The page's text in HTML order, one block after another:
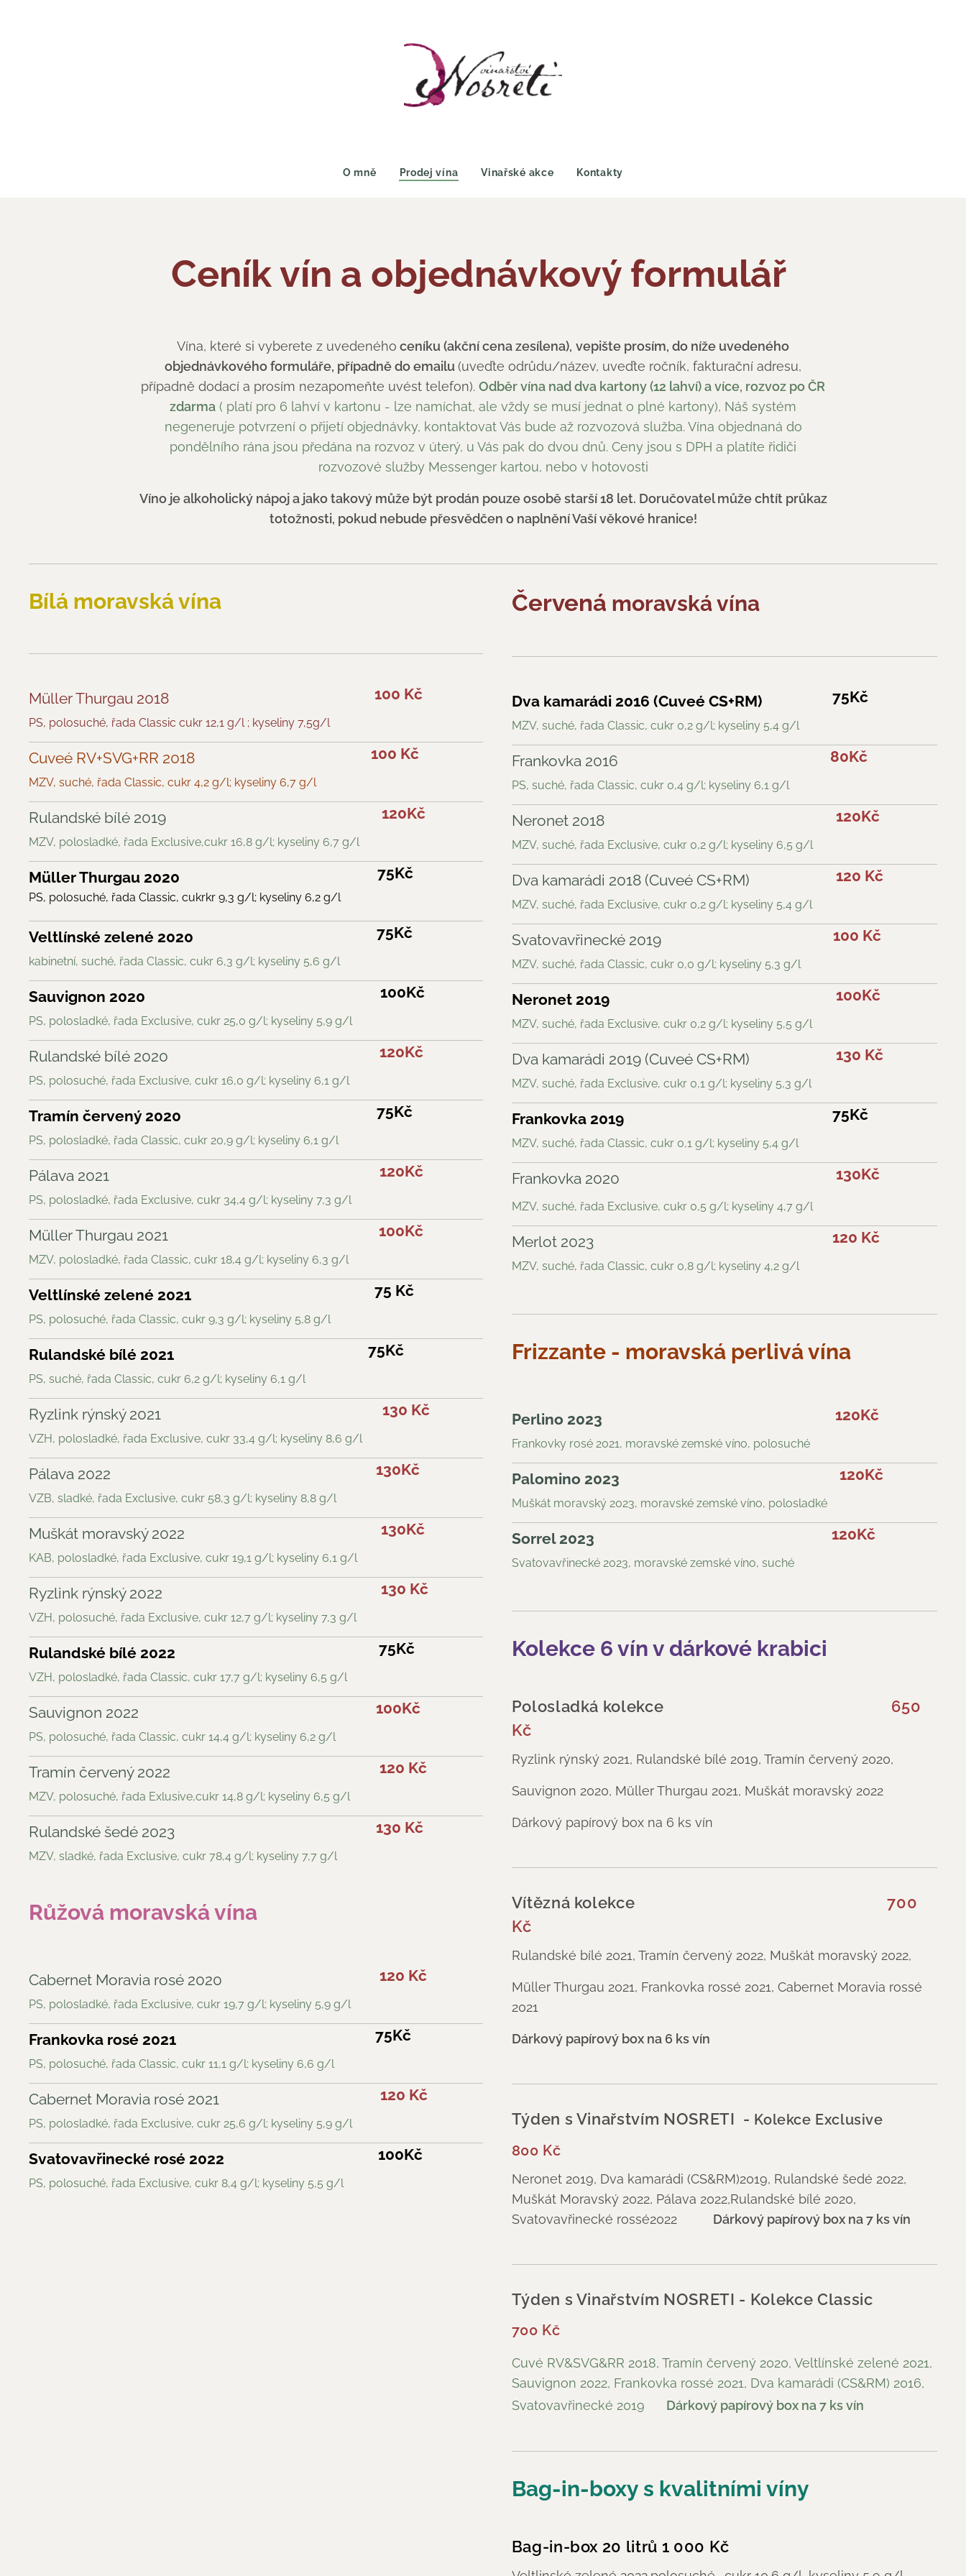
O mně Prodej vína Vinařské akce Kontakty
Ceník vín a objednávkový formulář
Vína, které si vyberete z uvedeného ceníku (akční cena zesílena), vepište prosím, do níže uvedeného
objednávkového formuláře, případně do emailu (uveďte odrůdu/název, uveďte ročník, fakturační adresu,
případně dodací a prosím nezapomeňte uvést telefon). Odběr vína nad dva kartony (12 lahví) a více, rozvoz po ČR
zdarma ( platí pro 6 lahví v kartonu - lze namíchat, ale vždy se musí jednat o plné kartony), Náš systém
negeneruje potvrzení o přijetí objednávky, kontaktovat Vás bude až rozvozová služba. Vína objednaná do
pondělního rána jsou předána na rozvoz v úterý, u Vás pak do dvou dnů. Ceny jsou s DPH a platíte řidiči
rozvozové služby Messenger kartou, nebo v hotovosti
Víno je alkoholický nápoj a jako takový může být prodán pouze osobě starší 18 let. Doručovatel může chtít průkaz
totožnosti, pokud nebude přesvědčen o naplnění Vaší věkové hranice!
Bílá moravská vína
Müller Thurgau 2018
PS, polosuché, řada Classic cukr 12,1 g/l ; kyseliny 7,5g/l
100 Kč
Cuveé RV+SVG+RR 2018
MZV, suché, řada Classic, cukr 4,2 g/l; kyseliny 6,7 g/l
100 Kč
Rulandské bílé 2019
MZV, polosladké, řada Exclusive,cukr 16,8 g/l; kyseliny 6,7 g/l
120Kč
Müller Thurgau 2020
PS, polosuché, řada Classic, cukrkr 9,3 g/l; kyseliny 6,2 g/l
75Kč
Veltlínské zelené 2020
kabinetní, suché, řada Classic, cukr 6,3 g/l; kyseliny 5,6 g/l
75Kč
Sauvignon 2020
PS, polosladké, řada Exclusive, cukr 25,0 g/l; kyseliny 5,9 g/l
100Kč
Rulandské bílé 2020
PS, polosuché, řada Exclusive, cukr 16,0 g/l; kyseliny 6,1 g/l
120Kč
Tramín červený 2020
PS, polosladké, řada Classic, cukr 20,9 g/l; kyseliny 6,1 g/l
75Kč
Pálava 2021
PS, polosladké, řada Exclusive, cukr 34,4 g/l; kyseliny 7,3 g/l
120Kč
Müller Thurgau 2021
MZV, polosladké, řada Classic, cukr 18,4 g/l; kyseliny 6,3 g/l
100Kč
Veltlínské zelené 2021
PS, polosuché, řada Classic, cukr 9,3 g/l; kyseliny 5,8 g/l
75 Kč
Rulandské bílé 2021
PS, suché, řada Classic, cukr 6,2 g/l; kyseliny 6,1 g/l
75Kč
Ryzlink rýnský 2021
VZH, polosladké, řada Exclusive, cukr 33,4 g/l; kyseliny 8,6 g/l
130 Kč
Pálava 2022
VZB, sladké, řada Exclusive, cukr 58,3 g/l; kyseliny 8,8 g/l
130Kč
Muškát moravský 2022
KAB, polosladké, řada Exclusive, cukr 19,1 g/l; kyseliny 6,1 g/l
130Kč
Ryzlink rýnský 2022
VZH, polosuché, řada Exclusive, cukr 12,7 g/l; kyseliny 7,3 g/l
130 Kč
Rulandské bílé 2022
VZH, polosladké, řada Classic, cukr 17,7 g/l; kyseliny 6,5 g/l
75Kč
Sauvignon 2022
PS, polosuché, řada Classic, cukr 14,4 g/l; kyseliny 6,2 g/l
100Kč
Tramín červený 2022
MZV, polosuché, řada Exlusive,cukr 14,8 g/l; kyseliny 6,5 g/l
120 Kč
Rulandské šedé 2023
MZV, sladké, řada Exclusive, cukr 78,4 g/l; kyseliny 7,7 g/l
130 Kč
Růžová moravská vína
Cabernet Moravia rosé 2020
PS, polosladké, řada Exclusive, cukr 19,7 g/l; kyseliny 5,9 g/l
120 Kč
Frankovka rosé 2021
PS, polosuché, řada Classic, cukr 11,1 g/l; kyseliny 6,6 g/l
75Kč
Cabernet Moravia rosé 2021
PS, polosladké, řada Exclusive, cukr 25,6 g/l; kyseliny 5,9 g/l
120 Kč
Svatovavřinecké rosé 2022
PS, polosuché, řada Exclusive, cukr 8,4 g/l; kyseliny 5,5 g/l
100Kč
Červená moravská vína
Dva kamarádi 2016 (Cuveé CS+RM)
MZV, suché, řada Classic, cukr 0,2 g/l; kyseliny 5,4 g/l
75Kč
Frankovka 2016
PS, suché, řada Classic, cukr 0,4 g/l; kyseliny 6,1 g/l
80Kč
Neronet 2018
MZV, suché, řada Exclusive, cukr 0,2 g/l; kyseliny 6,5 g/l
120Kč
Dva kamarádi 2018 (Cuveé CS+RM)
MZV, suché, řada Exclusive, cukr 0,2 g/l; kyseliny 5,4 g/l
120 Kč
Svatovavřinecké 2019
MZV, suché, řada Classic, cukr 0,0 g/l; kyseliny 5,3 g/l
100 Kč
Neronet 2019
MZV, suché, řada Exclusive, cukr 0,2 g/l; kyseliny 5,5 g/l
100Kč
Dva kamarádi 2019 (Cuveé CS+RM)
MZV, suché, řada Exclusive, cukr 0,1 g/l; kyseliny 5,3 g/l
130 Kč
Frankovka 2019
MZV, suché, řada Classic, cukr 0,1 g/l; kyseliny 5,4 g/l
75Kč
Frankovka 2020
MZV, suché, řada Exclusive, cukr 0,5 g/l; kyseliny 4,7 g/l
130Kč
Merlot 2023
MZV, suché, řada Classic, cukr 0,8 g/l; kyseliny 4,2 g/l
120 Kč
Frizzante - moravská perlivá vína
Perlino 2023
Frankovky rosé 2021, moravské zemské víno, polosuché
120Kč
Palomino 2023
Muškát moravský 2023, moravské zemské víno, polosladké
120Kč
Sorrel 2023
Svatovavřinecké 2023, moravské zemské víno, suché
120Kč
Kolekce 6 vín v dárkové krabici
Polosladká kolekce 650
Kč
Ryzlink rýnský 2021, Rulandské bílé 2019, Tramín červený 2020,
Sauvignon 2020, Müller Thurgau 2021, Muškát moravský 2022
Dárkový papírový box na 6 ks vín
Vítězná kolekce700
Kč
Rulandské bílé 2021, Tramín červený 2022, Muškát moravský 2022,
Müller Thurgau 2021, Frankovka rossé 2021, Cabernet Moravia rossé
2021
Dárkový papírový box na 6 ks vín
Týden s Vinařstvím NOSRETI - Kolekce Exclusive
800 Kč
Neronet 2019, Dva kamarádi (CS&RM)2019, Rulandské šedé 2022,
Muškát Moravský 2022, Pálava 2022,Rulandské bílé 2020,
Svatovavřinecké rossé2022 Dárkový papírový box na 7 ks vín
Týden s Vinařstvím NOSRETI - Kolekce Classic
700 Kč
Cuvé RV&SVG&RR 2018, Tramín červený 2020, Veltlínské zelené 2021,
Sauvignon 2022, Frankovka rossé 2021, Dva kamarádi (CS&RM) 2016,
Svatovavřinecké 2019 Dárkový papírový box na 7 ks vín
Bag-in-boxy s kvalitními víny
Bag-in-box 20 litrů 1 000 Kč